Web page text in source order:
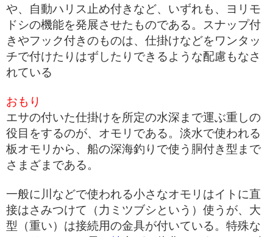
や、自動ハリス止め付きなど、いずれも、ヨリモ
ドシの機能を発展させたものである。スナップ付
きやフック付きのものは、仕掛けなどをワンタッ
チで付けたりはずしたりできるような配慮もなさ
れている
おもり
エサの付いた仕掛けを所定の水深まで運ぶ重しの
役目をするのが、オモリである。淡水で使われる
板オモリから、船の深海釣りで使う胴付き型まで
さまざまである。
一般に川などで使われる小さなオモリはイトに直
接はさみつけて（力ミツブシという）使うが、大
型（重い）は接続用の金具が付いている。特殊な